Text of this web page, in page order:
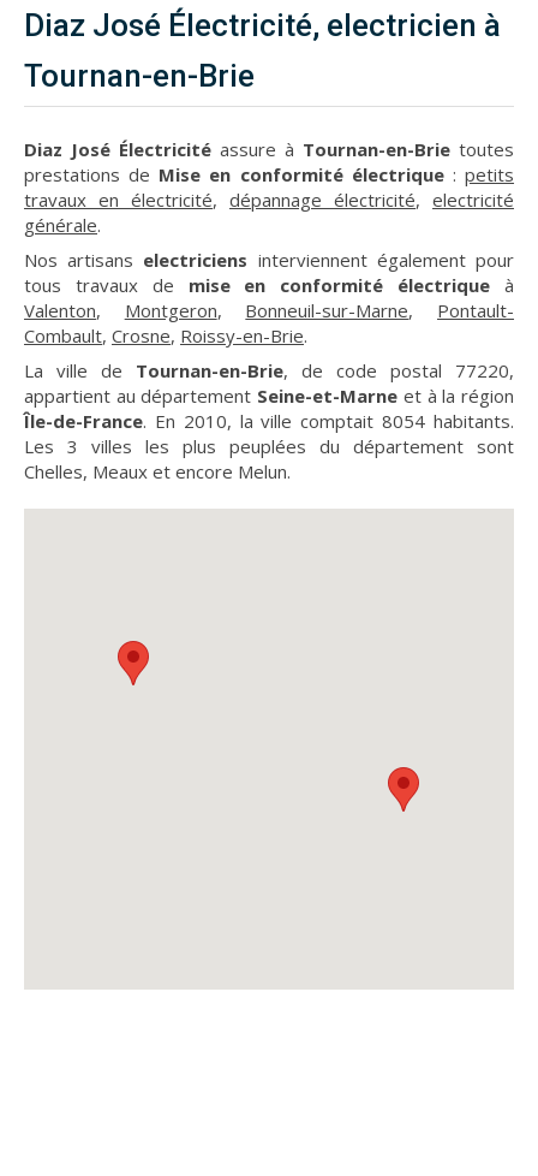
Diaz José Électricité, electricien à
Tournan-en-Brie
Diaz José Électricité assure à Tournan-en-Brie toutes
prestations de Mise en conformité électrique:petits
travaux en électricité, dépannage électricité, electricité
générale.
Nos artisans electriciens interviennent également pour
tous travaux de mise en conformité électrique à
Valenton, Montgeron, Bonneuil-sur-Marne, Pontault-
Combault, Crosne, Roissy-en-Brie.
La ville de Tournan-en-Brie, de code postal 77220,
appartient au département Seine-et-Marne et à la région
Île-de-France. En 2010, la ville comptait 8054 habitants.
Les 3 villes les plus peuplées du département sont
Chelles, Meaux et encore Melun.